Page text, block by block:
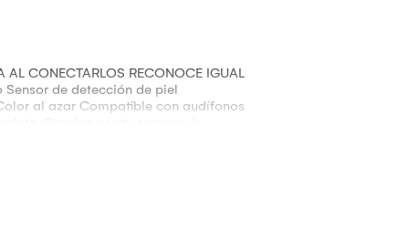
CONECTARLOS RECONOCE IGUAL
Sensor de detección de piel
al azar Compatible con audífonos